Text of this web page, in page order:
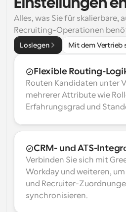
Einstellungen
Alles, was Sie für skalierbare,
Recruiting-Operationen
Loslegen Mit dem Vertrieb
Flexible Routing-
Routen Kandidaten unter
mehrerer Attribute wie
Erfahrungsgrad und
CRM- und ATS-
Verbinden Sie sich mit
Workday und weiteren,
und Recruiter-
synchronisieren.